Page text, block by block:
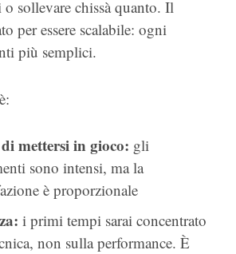
o sollevare chissà quanto. Il
per essere scalabile: ogni
più semplici.
mettersi in gioco: gli
sono intensi, ma la
è proporzionale
i primi tempi sarai concentrato
non sulla performance. È